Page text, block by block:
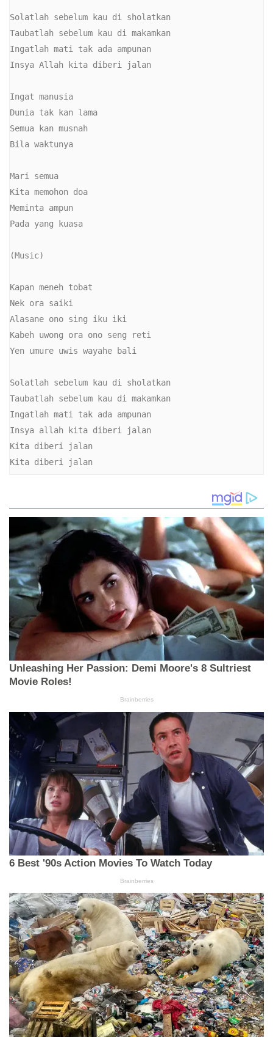
Solatlah sebelum kau di sholatkan
Taubatlah sebelum kau di makamkan
Ingatlah mati tak ada ampunan
Insya Allah kita diberi jalan
Ingat manusia
Dunia tak kan lama
Semua kan musnah
Bila waktunya
Mari semua
Kita memohon doa
Meminta ampun
Pada yang kuasa
(Music)
Kapan meneh tobat
Nek ora saiki
Alasane ono sing iku iki
Kabeh uwong ora ono seng reti
Yen umure uwis wayahe bali
Solatlah sebelum kau di sholatkan
Taubatlah sebelum kau di makamkan
Ingatlah mati tak ada ampunan
Insya allah kita diberi jalan
Kita diberi jalan
Kita diberi jalan